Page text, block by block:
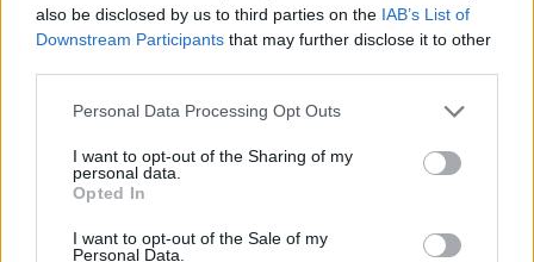
also be disclosed by us to third parties on the IAB’s List of
Downstream Participants that may further disclose it to other
Please note that this website/app uses one or more Google
not limited to your visit or usage behaviour. You may click to
grant or deny consent to Google and its third-party tags to
use your data for below specified purposes in below Google
consent section.
Personal Data Processing Opt Outs
I want to opt-out of the Sharing of my
personal data.
Opted In
I want to opt-out of the Sale of my
Personal Data.
Al Pacino is csatlakozik
Quentin Tarantino következő
filmjéhez
Hunter_GS | 2018 június 8. 10:40